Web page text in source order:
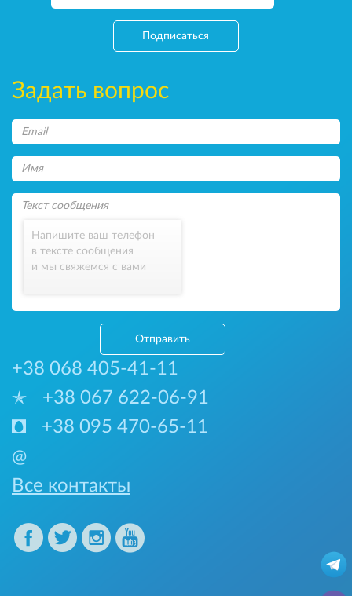
Подписаться
Задать вопрос
Напишите ваш телефон
в тексте сообщения
и мы свяжемся с вами
Отправить
+38 068 405-41-11
+38 067 622-06-91
+38 095 470-65-11
@
Все контакты